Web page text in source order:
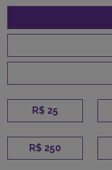
R$ 25
R$ 250